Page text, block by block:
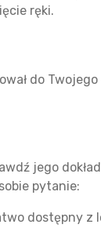
ręki.
do
jego
pytanie:
dostępny z